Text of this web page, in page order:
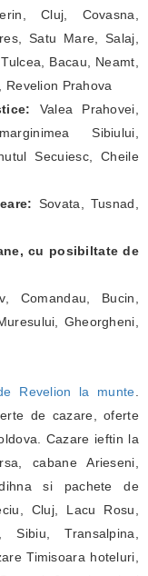
Cluj, Covasna,
Satu Mare, Salaj,
Bacau, Neamt,
Revelion Prahova
Valea Prahovei,
Sibiului,
Secuiesc, Cheile
Sovata, Tusnad,
cu posibiltate de
Comandau, Bucin,
Gheorgheni,
Revelion la munte.
de cazare, oferte
Cazare ieftin la
cabane Arieseni,
si pachete de
Cluj, Lacu Rosu,
Transalpina,
Timisoara hoteluri,